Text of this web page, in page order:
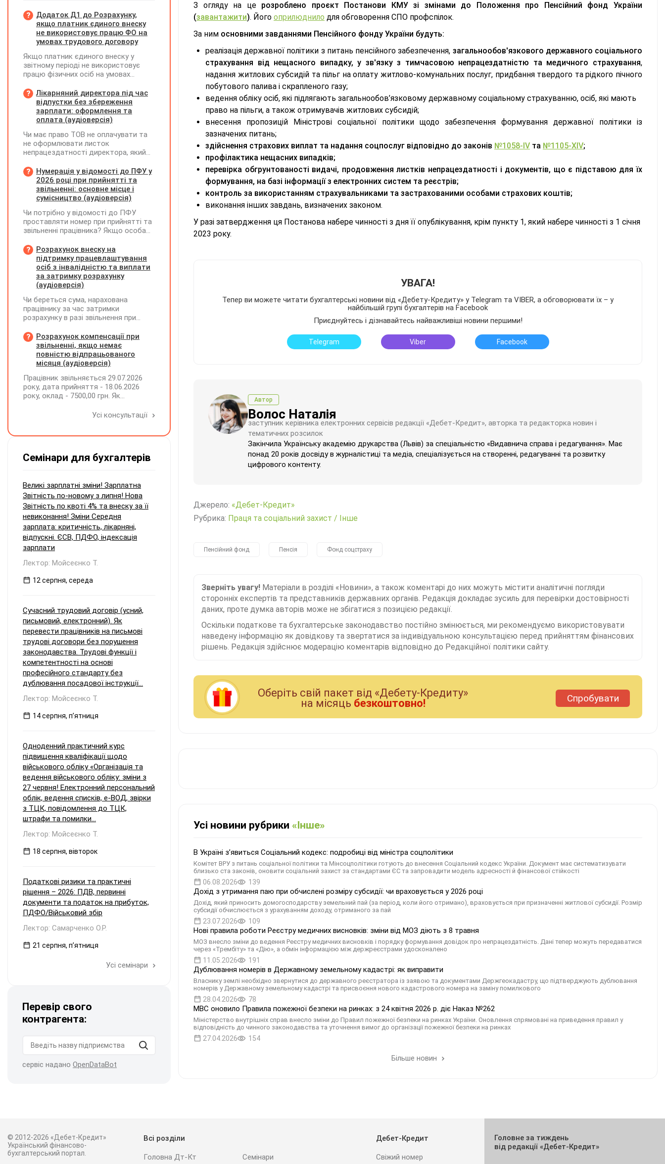
З огляду на це розроблено проєкт Постанови КМУ зі змінами до Положення про Пенсійний фонд України
(завантажити). Його оприлюднило для обговорення СПО профспілок.
За ним основними завданнями Пенсійного фонду України будуть:
реалізація державної політики з питань пенсійного забезпечення, загальнообов'язкового державного соціального
страхування від нещасного випадку, у зв'язку з тимчасовою непрацездатністю та медичного страхування,
надання житлових субсидій та пільг на оплату житлово-комунальних послуг, придбання твердого та рідкого пічного
побутового палива і скрапленого газу;
ведення обліку осіб, які підлягають загальнообов’язковому державному соціальному страхуванню, осіб, які мають
право на пільги, а також отримувачів житлових субсидій;
внесення пропозицій Міністрові соціальної політики щодо забезпечення формування державної політики із
зазначених питань;
здійснення страхових виплат та надання соцпослуг відповідно до законів №1058-IV та №1105-XIV;
профілактика нещасних випадків;
перевірка обгрунтованості видачі, продовження листків непрацездатності і документів, що є підставою для їх
формування, на базі інформації з електронних систем та реєстрів;
контроль за використанням страхувальниками та застрахованими особами страхових коштів;
виконання інших завдань, визначених законом.
У разі затвердження ця Постанова набере чинності з дня її опублікування, крім пункту 1, який набере чинності з 1 січня
2023 року.
УВАГА!
Тепер ви можете читати бухгалтерські новини від «Дебету-Кредиту» у Telegram та VIBER, а обговорювати їх – у
найбільшій групі бухгалтерів на Facebook
Приєднуйтесь і дізнавайтесь найважливіші новини першими!
Telegram Viber Facebook
Автор
Волос Наталія
заступник керівника електронних сервісів редакції «Дебет-Кредит», авторка та редакторка новин і
тематичних розсилок
Закінчила Українську академію друкарства (Львів) за спеціальністю «Видавнича справа і редагування». Має
понад 20 років досвіду в журналістиці та медіа, спеціалізується на створенні, редагуванні та розвитку
цифрового контенту.
Джерело: «Дебет-Кредит»
Рубрика: Праця та соціальний захист / Інше
Пенсійний фонд Пенсія Фонд соцстраху
Зверніть увагу! Матеріали в розділі «Новини», а також коментарі до них можуть містити аналітичні погляди
сторонніх експертів та представників державних органів. Редакція докладає зусиль для перевірки достовірності
даних, проте думка авторів може не збігатися з позицією редакції.
Оскільки податкове та бухгалтерське законодавство постійно змінюється, ми рекомендуємо використовувати
наведену інформацію як довідкову та звертатися за індивідуальною консультацією перед прийняттям фінансових
рішень. Редакція здійснює модерацію коментарів відповідно до Редакційної політики сайту.
Оберiть свiй пакет вiд «Дебету-Кредиту»
на мiсяць безкоштовно! Спробувати
Усі новини рубрики «Інше»
В Україні зʼявиться Соціальний кодекс: подробиці від міністра соцполітики
Комітет ВРУ з питань соціальної політики та Мінсоцполітики готують до внесення Соціальний кодекс України. Документ має систематизувати
близько ста законів, оновити соціальний захист за стандартами ЄС та запровадити модель адресності й фінансової стійкості
06.08.2026 139
Дохід з утримання паю при обчислені розміру субсидії: чи враховується у 2026 році
Дохід, який приносить домогосподарству земельний пай (за період, коли його отримано), враховується при призначенні житлової субсидії. Розмір
субсидії обчислюється з урахуванням доходу, отриманого за пай
23.07.2026 109
Нові правила роботи Реєстру медичних висновків: зміни від МОЗ діють з 8 травня
МОЗ внесло зміни до ведення Реєстру медичних висновків і порядку формування довідок про непрацездатність. Дані тепер можуть передаватися
через «Трембіту» та «Дію», а обмін інформацією між держреєстрами удосконалено
11.05.2026 191
Дублювання номерів в Державному земельному кадастрі: як виправити
Власнику землі необхідно звернутися до державного реєстратора із заявою та документами Держгеокадастру, що підтверджують дублювання
номерів у Державному земельному кадастрі та присвоєння нового кадастрового номера на заміну помилкового
28.04.2026 78
МВС оновило Правила пожежної безпеки на ринках: з 24 квітня 2026 р. діє Наказ №262
Міністерство внутрішніх справ внесло зміни до Правил пожежної безпеки на ринках України. Оновлення спрямовані на приведення правил у
відповідність до чинного законодавства та уточнення вимог до організації пожежної безпеки на ринках
27.04.2026 154
Більше новин
Додаток Д1 до Розрахунку,
якщо платник єдиного внеску
не використовує працю ФО на
умовах трудового договору
Якщо платник єдиного внеску у
звітному періоді не використовує
працю фізичних осіб на умовах
на інших умовах, передбачених
законодавством, Додаток Д1/
Додаток ФІЗ-Д1 за відповідний
період не подається
Лікарняний директора під час
відпустки без збереження
зарплати: оформлення та
оплата (аудіоверсія)
Чи має право ТОВ не оплачувати та
не оформлювати листок
непрацездатності директора, який
збереження заробітної плати під час
призупинення діяльності
підприємства?
Нумерація у відомості до ПФУ у
2026 році при прийнятті та
звільненні: основне місце і
сумісництво (аудіоверсія)
Чи потрібно у відомості до ПФУ
проставляти номер при прийнятті та
звільненні працівника? Якщо особа
місцем роботи та за сумісництвом,
чи рахується це як два роботодавці?
Розрахунок внеску на
підтримку працевлаштування
осіб з інвалідністю та виплати
за затримку розрахунку
(аудіоверсія)
Чи береться сума, нарахована
працівнику за час затримки
розрахунку в разі звільнення при
заробітної плати (винагороди), для
розрахунку внеску на підтримку
працевлаштування осіб з
інвалідністю?
Розрахунок компенсації при
звільненні, якщо немає
повністю відпрацьованого
місяця (аудіоверсія)
Працівник звільняється 29.07.2026
року, дата прийняття - 18.06.2026
року, оклад - 7500,00 грн. Як
невикористаних днів відпустки при
Усі консультації
Семінари для бухгалтерів
Великі зарплатні зміни! Зарплатна
Звітність по-новому з липня! Нова
Звітність по квоті 4% та внеску за її
невиконання! Зміни Середня
зарплата: критичність, лікарняні,
відпускні. ЄСВ, ПДФО, індексація
зарплати
Лектор: Мойсеєнко Т.
12 серпня, середа
Сучасний трудовий договір (усний,
письмовий, електронний). Як
перевести працівників на письмові
трудові договори без порушення
законодавства. Трудові функції і
компетентності на основі
професійного стандарту без
дублювання посадової інструкції...
Лектор: Мойсеєнко Т.
14 серпня, пʼятниця
Одноденний практичний курс
підвищення кваліфікації щодо
військового обліку «Організація та
ведення військового обліку: зміни з
27 червня! Електронний персональний
облік, ведення списків, е-ВОД, звірки
з ТЦК, повідомлення до ТЦК,
штрафи та помилки...
Лектор: Мойсеєнко Т.
18 серпня, вівторок
Податкові ризики та практичні
рішення – 2026: ПДВ, первинні
документи та податок на прибуток,
ПДФО/Військовий збір
Лектор: Самарченко О.Р.
21 серпня, пʼятниця
Усі семінари
Перевір свого
контрагента:
сервіс надано OpenDataBot
© 2012-2026 «Дебет-Кредит»
Український фінансово-
бухгалтерський портал.
Всі розділи
Головна Дт-Кт Семінари
Дебет-Кредит
Свіжий номер
Головне за тиждень
від редакції «Дебет-Кредит»